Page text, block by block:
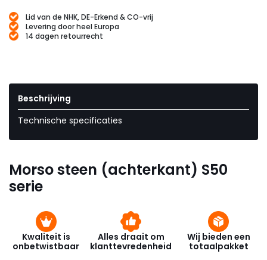
Lid van de NHK, DE-Erkend & CO-vrij
Levering door heel Europa
14 dagen retourrecht
Beschrijving
Technische specificaties
Morso steen (achterkant) S50
serie
Kwaliteit is
onbetwistbaar
Alles draait om
klanttevredenheid
Wij bieden een
totaalpakket